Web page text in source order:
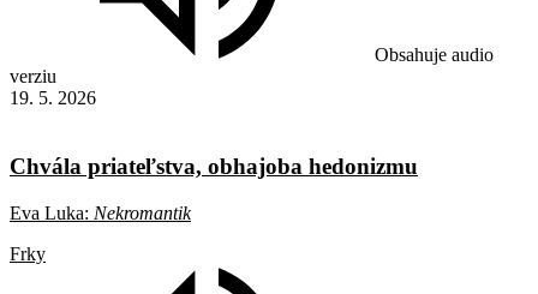
Obsahuje audio
verziu
19. 5. 2026
Chvála priateľstva, obhajoba hedonizmu
Eva Luka: Nekromantik
Frky